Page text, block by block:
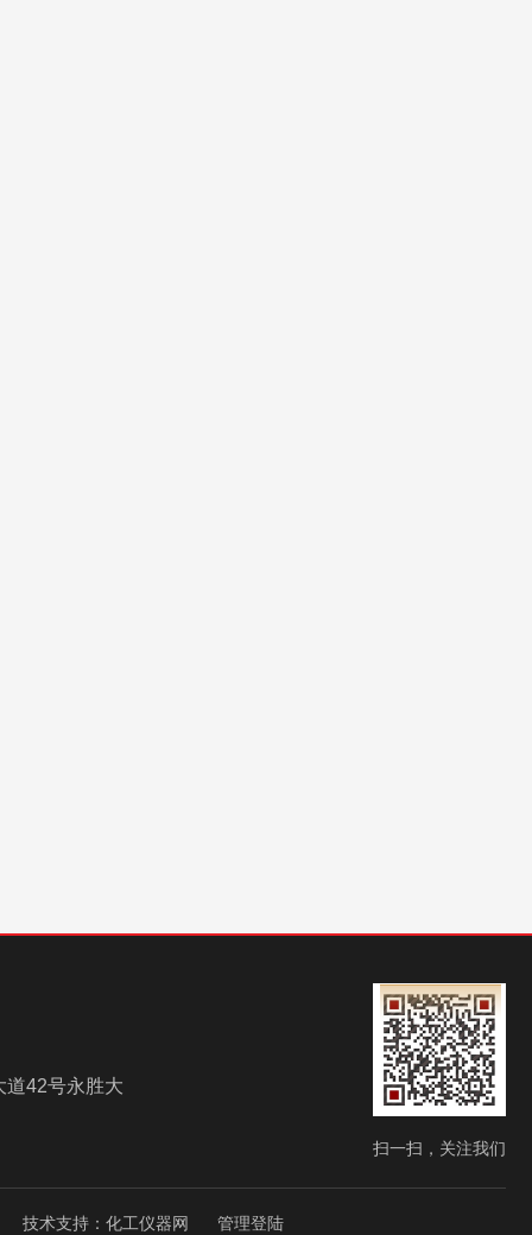
道42号永胜大
扫一扫，关注我们
技术支持： 化工仪器网 管理登陆